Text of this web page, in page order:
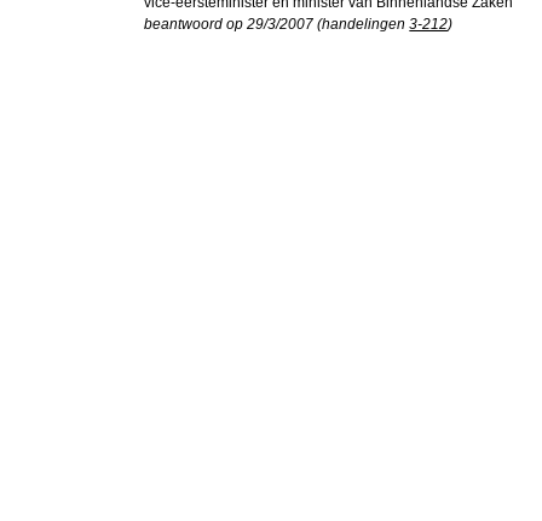
beantwoord op 29/3/2007 (handelingen3-212)